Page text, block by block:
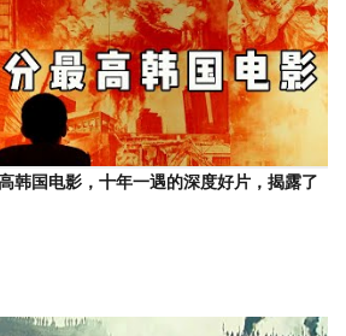
韩国电影，十年一遇的深度好片，揭露了